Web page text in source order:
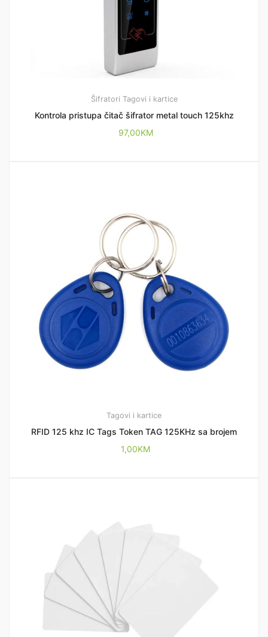
Šifratori Tagovi i kartice
Kontrola pristupa čitač šifrator metal touch 125khz
97,00KM
Tagovi i kartice
RFID 125 khz IC Tags Token TAG 125KHz sa brojem
1,00KM